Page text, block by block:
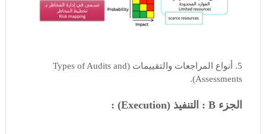
5. أنواع المراجعات والتقييمات (Types of Audits and
Assessments).
الجزء B : التنفيذ (Execution) :